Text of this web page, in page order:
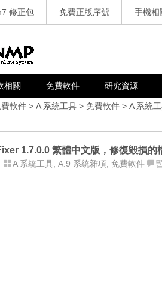
修正包 免費正版序號 手機相
相關 免費軟件 研究資源
軟件 > A 系統工具 > 免費軟件 > A 系統
1.7.0.0 繁體中文版，修復毀損的
A 系統工具 A.9 系統雜項 免費軟件